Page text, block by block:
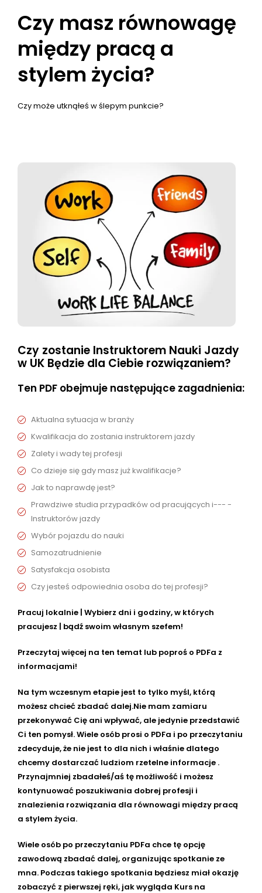
Czy masz równowagę
między pracą a
stylem życia?
Czy może utknąłeś w ślepym punkcie?
Czy zostanie Instruktorem Nauki Jazdy
w UK Będzie dla Ciebie rozwiązaniem?
Ten PDF obejmuje następujące zagadnienia:
Aktualna sytuacja w branży
Kwalifikacja do zostania instruktorem jazdy
Zalety i wady tej profesji
Co dzieje się gdy masz już kwalifikacje?
Jak to naprawdę jest?
Prawdziwe studia przypadków od pracujących i--- -
Instruktorów jazdy
Wybór pojazdu do nauki
Samozatrudnienie
Satysfakcja osobista
Czy jesteś odpowiednia osoba do tej profesji?
Pracuj lokalnie | Wybierz dni i godziny, w których
pracujesz | bądź swoim własnym szefem!
Przeczytaj więcej na ten temat lub poproś o PDFa z
informacjami!
Na tym wczesnym etapie jest to tylko myśl, którą
możesz chcieć zbadać dalej.Nie mam zamiaru
przekonywać Cię ani wpływać, ale jedynie przedstawić
Ci ten pomysł. Wiele osób prosi o PDFa i po przeczytaniu
zdecyduje, że nie jest to dla nich i właśnie dlatego
chcemy dostarczać ludziom rzetelne informacje .
Przynajmniej zbadałeś/aś tę możliwość i możesz
kontynuować poszukiwania dobrej profesji i
znalezienia rozwiązania dla równowagi między pracą
a stylem życia.
Wiele osób po przeczytaniu PDFa chce tę opcję
zawodową zbadać dalej, organizując spotkanie ze
mna. Podczas takiego spotkania będziesz miał okazję
zobaczyć z pierwszej ręki, jak wygląda Kurs na